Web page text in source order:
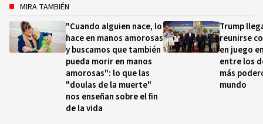
MIRA TAMBIÉN
"Cuando alguien nace, lo
hace en manos amorosas
y buscamos que también
pueda morir en manos
amorosas": lo que las
"doulas de la muerte"
nos enseñan sobre el fin
de la vida
Trump
reunirse
en juego
entre los
más
mundo